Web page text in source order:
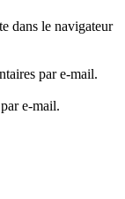
dans le navigateur
par e-mail.
e-mail.